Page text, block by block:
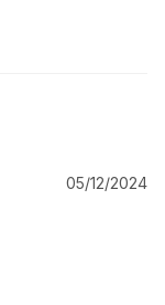
05/12/2024